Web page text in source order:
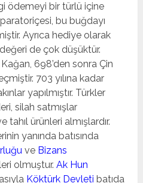
ödemeyi bir türlü içine
bu buğdayı
Ayrıca hediye olarak
de çok düşüktür.
698’den sonra Çin
703 yılına kadar
yapılmıştır. Türkler
silah satmışlar
tahıl ürünleri almışlardır.
yanında batısında
ve Bizans
olmuştur.Ak Hun
Köktürk Devleti batıda